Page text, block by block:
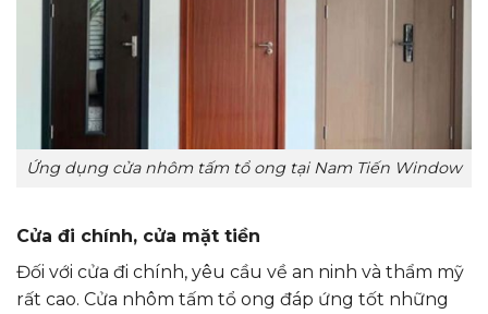
Ứng dụng cửa nhôm tấm tổ ong tại Nam Tiến Window
Cửa đi chính, cửa mặt tiền
Đối với cửa đi chính, yêu cầu về an ninh và thẩm mỹ
rất cao. Cửa nhôm tấm tổ ong đáp ứng tốt những